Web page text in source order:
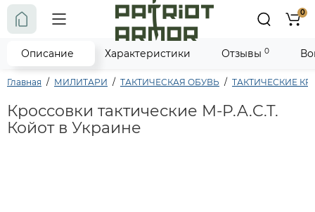
0
Главная МИЛИТАРИ ТАКТИЧЕСКАЯ ОБУВЬ ТАКТИЧЕСКИЕ
Кроссовки тактические M-P.A.C.T.
Койот в Украине
Описание Характеристики Отзывы 0